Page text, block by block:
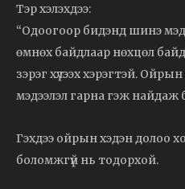
Тэр хэлэхдээ:
“Одоогоор бидэнд шинэ
өмнөх байдлаар нөхцөл
зэрэг хүлээх хэрэгтэй. Ойрын
мэдээлэл гарна гэж найдаж
Гэхдээ ойрын хэдэн долоо
боломжгүй нь тодорхой.